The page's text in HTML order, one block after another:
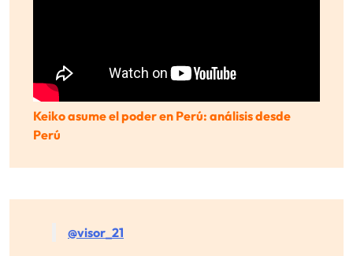
Keiko asume el poder en Perú: análisis desde
Perú
@visor_21